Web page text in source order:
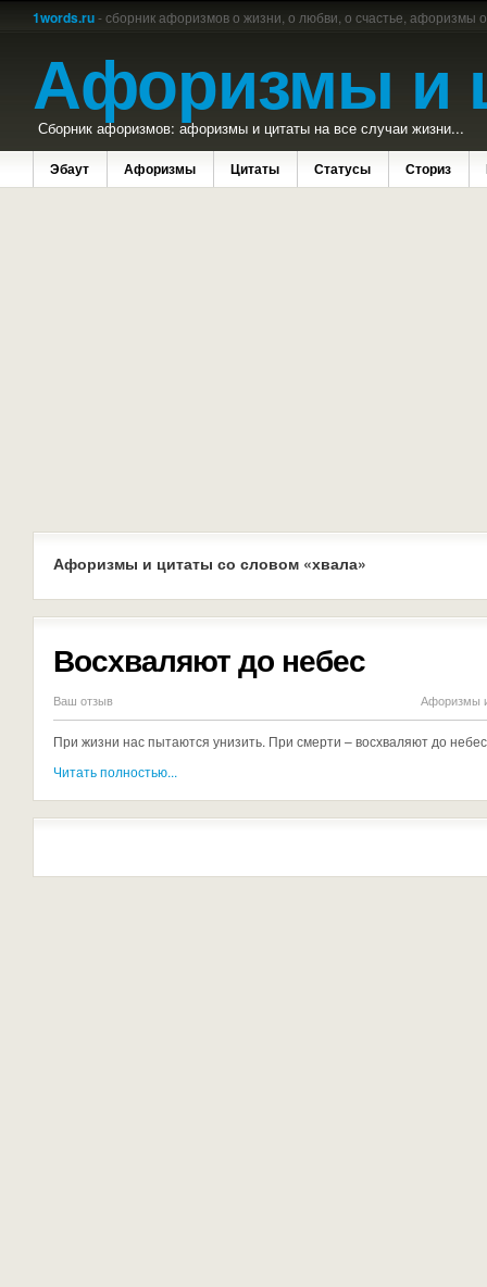
1words.ru- сборник афоризмов о жизни, о любви, о счастье,
Афоризмы и
Сборник афоризмов: афоризмы и цитаты на все случаи жизни...
Эбаут Афоризмы Цитаты Статусы Сториз
Афоризмы и цитаты со словом «хвала»
Восхваляют до небес
Ваш отзыв Афоризмы
При жизни нас пытаются унизить. При смерти – восхваляют до
Читать полностью...